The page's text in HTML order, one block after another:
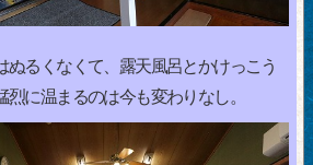
ぬるくなくて、露天風呂とかけっこう
に温まるのは今も変わりなし。